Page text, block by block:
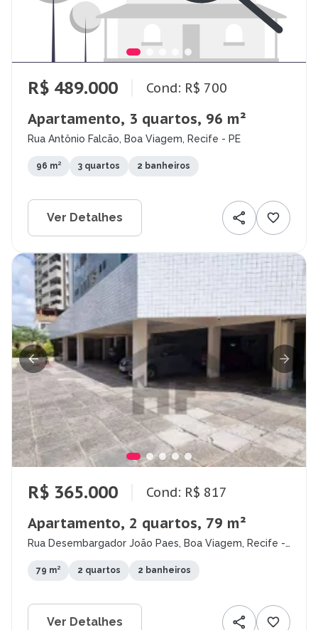
R$ 489.000 Cond: R$ 700
Apartamento, 3 quartos, 96 m²
Rua Antônio Falcão, Boa Viagem, Recife - PE
96 m² 3 quartos 2 banheiros
Ver Detalhes
R$ 365.000 Cond: R$ 817
Apartamento, 2 quartos, 79 m²
Rua Desembargador João Paes, Boa Viagem, Recife -
79 m² 2 quartos 2 banheiros
Ver Detalhes